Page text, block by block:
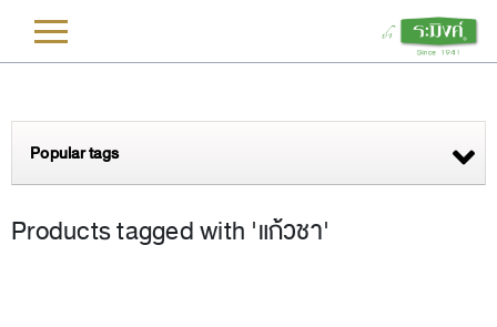
Popular tags
Products tagged with 'แก้วชา'